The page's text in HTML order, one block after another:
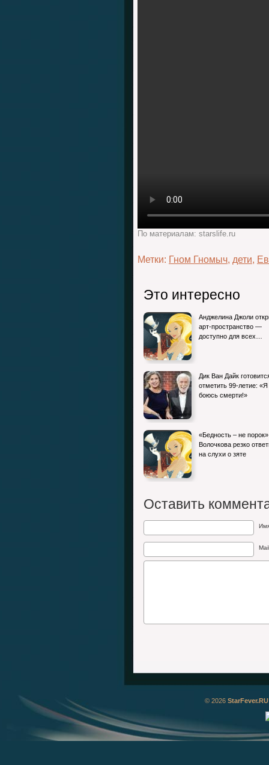
По материалам: starslife.ru
Метки: Гном Гномыч, дети,
Это интересно
Анджелина Джоли
арт-пространство —
доступно для всех…
Дик Ван Дайк
отметить 99-летие: «Я
боюсь смерти!»
«Бедность – не
Волочкова резко
на слухи о зяте
Оставить
© 2026 StarFever.RU